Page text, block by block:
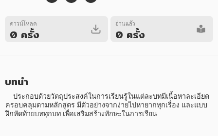
หมวดหมู่ยอดนิยม
หนังสือออกใหม่ หนังสือยอดนิยม หนังสือเช่า
หมวดหมู่หนังสือ
อาหาร สุขภาพ การแพทย์
ดาวน์โหลด
0 ครั้ง
อ่านแล้ว
0 ครั้ง
บทนำ
ครอบคลุมตามหลักสูตร มีตัวอย่างจากง่ายไปหายากทุกเรื่อง และแบบ
ฝึกหัดท้ายบททุกบท เพื่อเสริมสร้างทักษะในการเรียน